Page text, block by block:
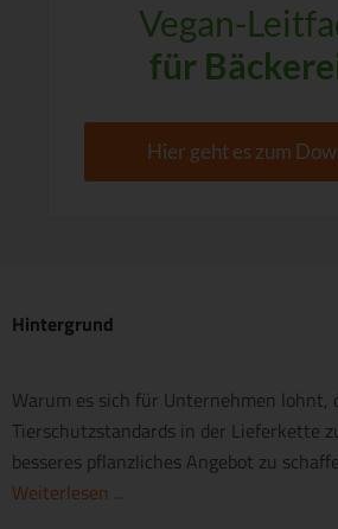
Vegan-
für
Hier geht es zum
Hintergrund
Warum es sich für Unternehmen lohnt,
Tierschutzstandards in der Lieferkette
besseres pflanzliches Angebot zu
Weiterlesen ...